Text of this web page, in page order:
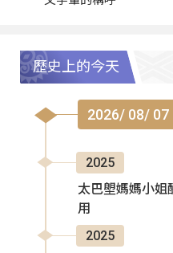
歷史上的今天
2026/ 08/ 07
2025
太巴塱媽媽小
用
2025